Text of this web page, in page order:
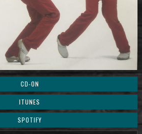
CD-ON
ITUNES
SPOTIFY